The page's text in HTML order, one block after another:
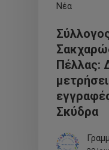
Νέα
Πέλλας:
Σκύδρα